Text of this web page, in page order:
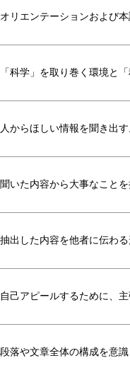
オリエンテーションおよび
「科学」を取り巻く環境と
人からほしい情報を聞き出
聞いた内容から大事なことを
抽出した内容を他者に伝わ
自己アピールするために、
段落や文章全体の構成を意識